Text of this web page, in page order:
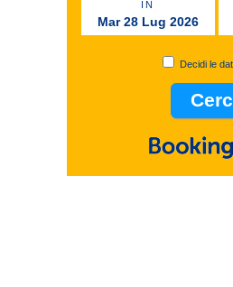
IN
Mar 28 Lug 2026
Decidi le